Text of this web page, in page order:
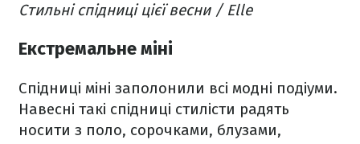
Стильні спідниці цієї весни / Elle
Екстремальне міні
Спідниці міні заполонили всі модні подіуми.
Навесні такі спідниці стилісти радять
носити з поло, сорочками, блузами,